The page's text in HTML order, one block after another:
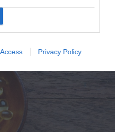
Privacy Policy